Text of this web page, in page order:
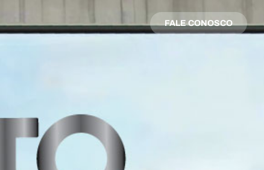
FALE CONOSCO